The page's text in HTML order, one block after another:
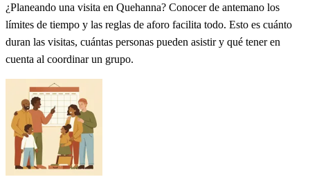
¿Planeando una visita en Quehanna? Conocer de antemano los
límites de tiempo y las reglas de aforo facilita todo. Esto es cuánto
duran las visitas, cuántas personas pueden asistir y qué tener en
cuenta al coordinar un grupo.